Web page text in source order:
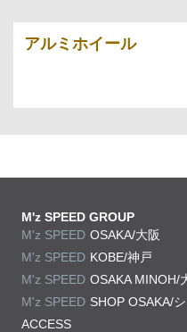
アルミホイール
M'z SPEED GROUP
M'z SPEED OSAKA/大阪
M'z SPEED KOBE/神戸
M'z SPEED OSAKA MINOH/
M'z SPEED SHOP OSAKA/
ACCESS